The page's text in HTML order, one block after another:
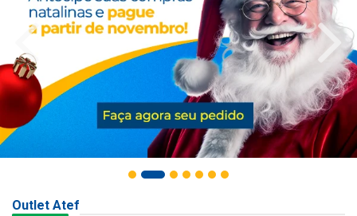
Outlet Atef